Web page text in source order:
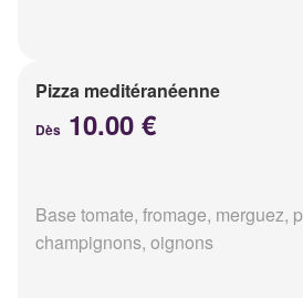
Pizza meditéranéenne
Dès 10.00 €
Base tomate, fromage, merguez,
champignons, oignons